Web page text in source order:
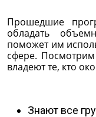
Прошедшие
обладать
поможет им
сфере.
владеют те, кто
Знают все